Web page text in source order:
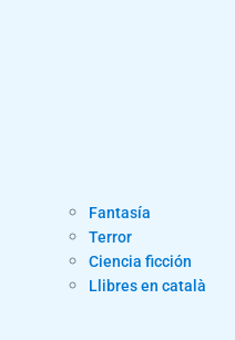
Fantasía
Terror
Ciencia ficción
Llibres en català